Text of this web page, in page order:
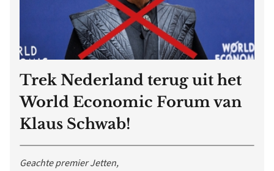
Trek Nederland terug uit het
World Economic Forum van
Klaus Schwab!
Geachte premier Jetten,